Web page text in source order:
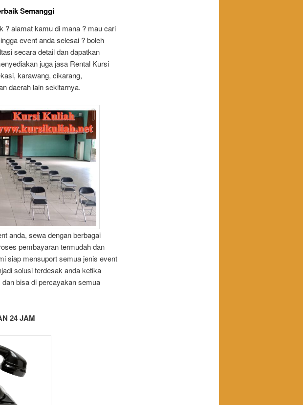
Semanggi
? alamat kamu di mana ? mau cari
event anda selesai ? boleh
secara detail dan dapatkan
juga jasa Rental Kursi
karawang, cikarang,
daerah lain sekitarnya.
anda, sewa dengan berbagai
pembayaran termudah dan
siap mensuport semua jenis event
solusi terdesak anda ketika
bisa di percayakan semua
24 JAM